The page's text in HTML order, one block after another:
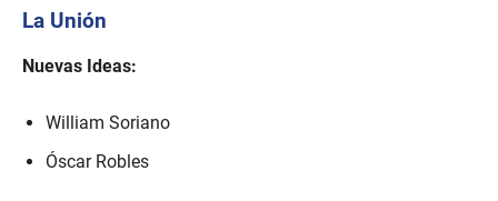
La Unión
Nuevas Ideas:
William Soriano
Óscar Robles